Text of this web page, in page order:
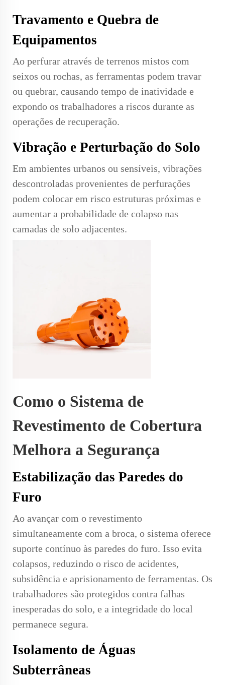
Travamento e Quebra de
Equipamentos
Ao perfurar através de terrenos mistos com
seixos ou rochas, as ferramentas podem travar
ou quebrar, causando tempo de inatividade e
expondo os trabalhadores a riscos durante as
operações de recuperação.
Vibração e Perturbação do Solo
Em ambientes urbanos ou sensíveis, vibrações
descontroladas provenientes de perfurações
podem colocar em risco estruturas próximas e
aumentar a probabilidade de colapso nas
camadas de solo adjacentes.
Como o Sistema de
Revestimento de Cobertura
Melhora a Segurança
Estabilização das Paredes do
Furo
Ao avançar com o revestimento
simultaneamente com a broca, o sistema oferece
suporte contínuo às paredes do furo. Isso evita
colapsos, reduzindo o risco de acidentes,
subsidência e aprisionamento de ferramentas. Os
trabalhadores são protegidos contra falhas
inesperadas do solo, e a integridade do local
permanece segura.
Isolamento de Águas
Subterrâneas